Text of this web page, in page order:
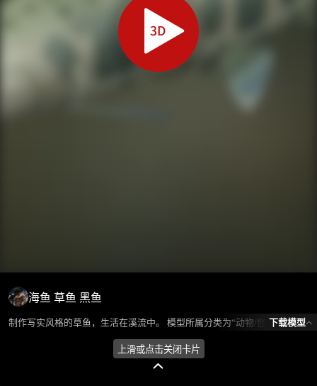
海鱼 草鱼 黑鱼
制作写实风格的草鱼，生活在溪流中。 模型所属分类为“动物/怪物-鱼类”，模型风格为写实，模型ID为103316，本模型由设计师 爱喝可乐 在2024-10-23 13:57:29上传，含.fbx，.gltf，.3ds(3D Studio)相关源文件下载格式，点数为18966，面数为6334，材质数为1，贴图数为1，CG美术之家持续为您更新与数字孪生、影视动画和游戏VR等相关优质资源。
下载模型
上滑或点击关闭卡片